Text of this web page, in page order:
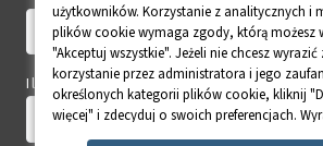
Ile to 15 + 8?
użytkowników. Korzystanie z analitycznych i
plików cookie wymaga zgody, którą możesz
"Akceptuj wszystkie". Jeżeli nie chcesz
korzystanie przez administratora i jego
określonych kategorii plików cookie, kliknij
więcej" i zdecyduj o swoich preferencjach.
można wycofać w każdym momencie